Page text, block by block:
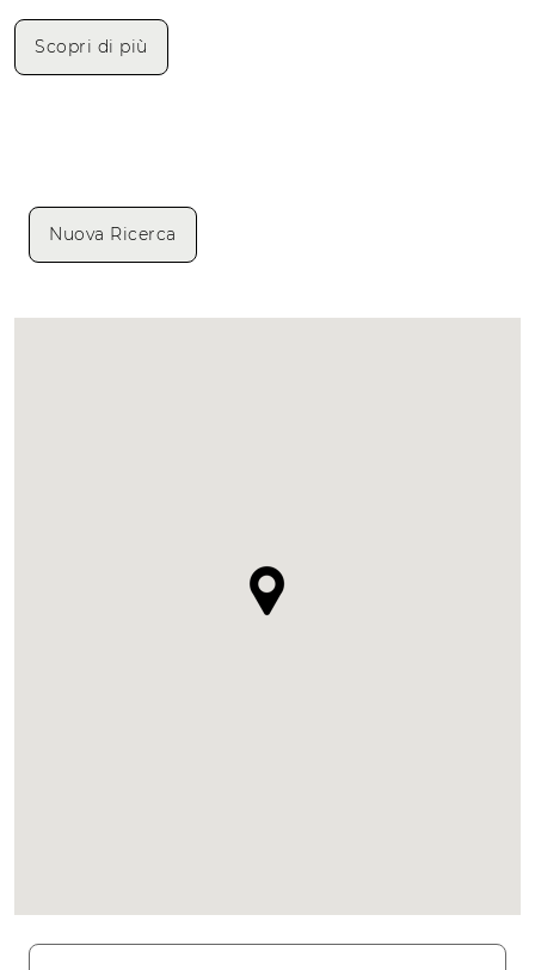
Scopri di più
Nuova Ricerca